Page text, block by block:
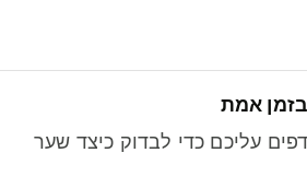
אמת
עליכם כדי לבדוק כיצד שער